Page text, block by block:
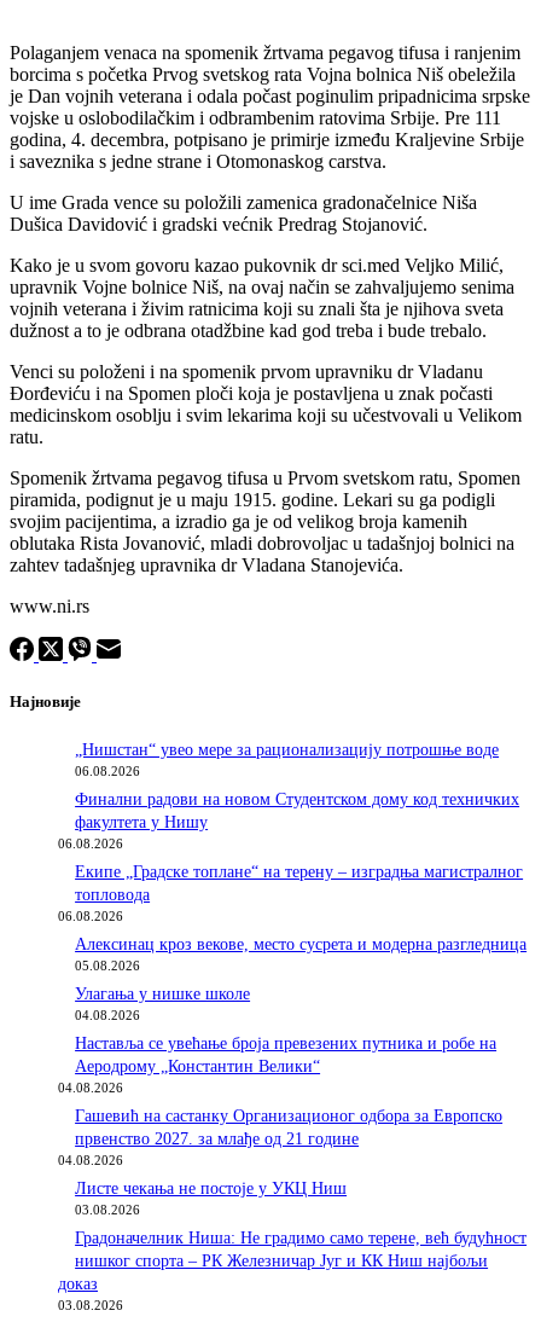
Polaganjem venaca na spomenik žrtvama pegavog tifusa i ranjenim
borcima s početka Prvog svetskog rata Vojna bolnica Niš obeležila
je Dan vojnih veterana i odala počast poginulim pripadnicima srpske
vojske u oslobodilačkim i odbrambenim ratovima Srbije. Pre 111
godina, 4. decembra, potpisano je primirje između Kraljevine Srbije
i saveznika s jedne strane i Otomonaskog carstva.
U ime Grada vence su položili zamenica gradonačelnice Niša
Dušica Davidović i gradski većnik Predrag Stojanović.
Kako je u svom govoru kazao pukovnik dr sci.med Veljko Milić,
upravnik Vojne bolnice Niš, na ovaj način se zahvaljujemo senima
vojnih veterana i živim ratnicima koji su znali šta je njihova sveta
dužnost a to je odbrana otadžbine kad god treba i bude trebalo.
Venci su položeni i na spomenik prvom upravniku dr Vladanu
Đorđeviću i na Spomen ploči koja je postavljena u znak počasti
medicinskom osoblju i svim lekarima koji su učestvovali u Velikom
ratu.
Spomenik žrtvama pegavog tifusa u Prvom svetskom ratu, Spomen
piramida, podignut je u maju 1915. godine. Lekari su ga podigli
svojim pacijentima, a izradio ga je od velikog broja kamenih
oblutaka Rista Jovanović, mladi dobrovoljac u tadašnjoj bolnici na
zahtev tadašnjeg upravnika dr Vladana Stanojevića.
www.ni.rs
Најновије
„Нишстан“ увео мере за рационализацију потрошње воде
06.08.2026
Финални радови на новом Студентском дому код техничких
факултета у Нишу
06.08.2026
Екипе „Градске топлане“ на терену – изградња магистралног
топловода
06.08.2026
Алексинац кроз векове, место сусрета и модерна разгледница
05.08.2026
Улагања у нишке школе
04.08.2026
Наставља се увећање броја превезених путника и робе на
Аеродрому „Константин Велики“
04.08.2026
Гашевић на састанку Организационог одбора за Европско
првенство 2027. за млађе од 21 године
04.08.2026
Листе чекања не постоје у УКЦ Ниш
03.08.2026
Градоначелник Ниша: Не градимо само терене, већ будућност
нишког спорта – РК Железничар Југ и КК Ниш најбољи
доказ
03.08.2026